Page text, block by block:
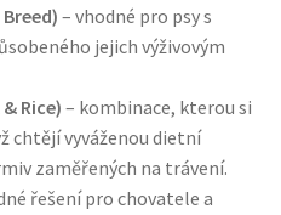
holistic krmivo
– vhodné pro psy s
jejich výživovým
Rice) – kombinace, kterou si
chtějí vyváženou dietní
zaměřených na trávení.
řešení pro chovatele a